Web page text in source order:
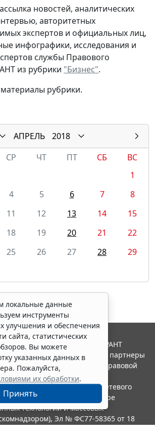
новостей, аналитических
авторитетных
экспертов и официальных лиц,
инфографики, исследования и
службы Правового
из рубрики "Бизнес".
рубрики.
АПРЕЛЬ
2018
СР ЧТ ПТ СБ
ВС
1
4 5 6 7
8
11 12 13 14
15
18 19 20 21
22
25 26 27 28
29
локальные данные
инструменты
улучшения и обеспечения
сайта, статистических
Вы можете
указанных данных в
Пожалуйста,
их обработки.
Принять
СЕРВИС", 2026. Система ГАРАНТ
года. Компания "Гарант" и ее партнеры
Российской ассоциации правовой
в качестве сетевого
службой по надзору в сфере
технологий и массовых
Эл № ФС77-58365 от 18